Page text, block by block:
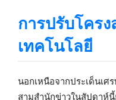
การปรับโคร
เทคโนโลยี
นอกเหนือจากประเด็นเศ
สามสำนักข่าวในสัปดาห์